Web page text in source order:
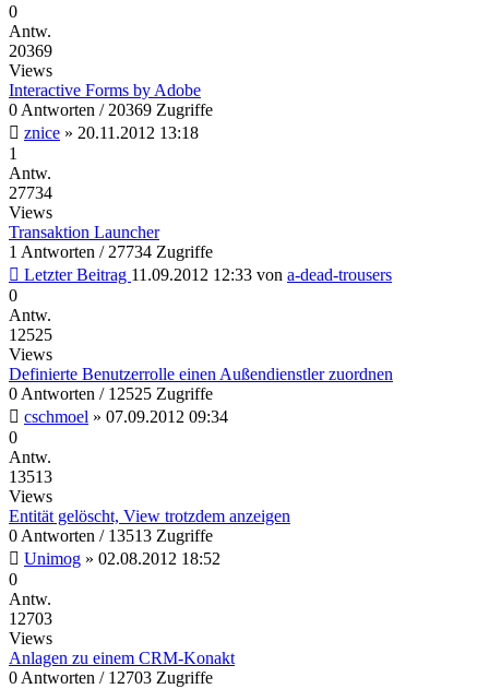
0
Antw.
20369
Views
Interactive Forms by Adobe
0 Antworten / 20369 Zugriffe
znice » 20.11.2012 13:18
1
Antw.
27734
Views
Transaktion Launcher
1 Antworten / 27734 Zugriffe
Letzter Beitrag 11.09.2012 12:33 von a-dead-trousers
0
Antw.
12525
Views
Definierte Benutzerrolle einen Außendienstler zuordnen
0 Antworten / 12525 Zugriffe
cschmoel » 07.09.2012 09:34
0
Antw.
13513
Views
Entität gelöscht, View trotzdem anzeigen
0 Antworten / 13513 Zugriffe
Unimog » 02.08.2012 18:52
0
Antw.
12703
Views
Anlagen zu einem CRM-Konakt
0 Antworten / 12703 Zugriffe